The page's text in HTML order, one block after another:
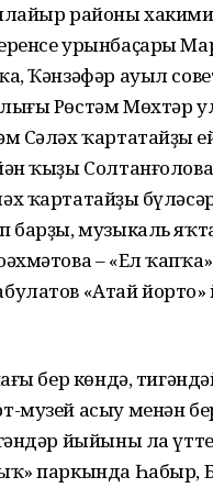
районы
урынбаҫары
Ҡәнзәфәр ауыл
Рөстәм Мөхтәр
Сәләх ҡартатайҙың
ҡыҙы
ҡартатайҙың
барҙы, музыкаль
– «Ел
«Атай
бер көндә,
музей асыу менән
йыйыны ла
паркында Һабыр,